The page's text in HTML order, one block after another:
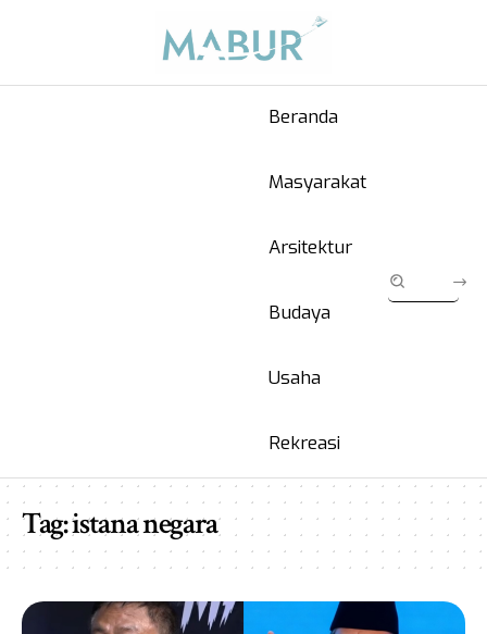
Beranda
Masyarakat
Arsitektur
Budaya
Usaha
Rekreasi
Tag:istana negara